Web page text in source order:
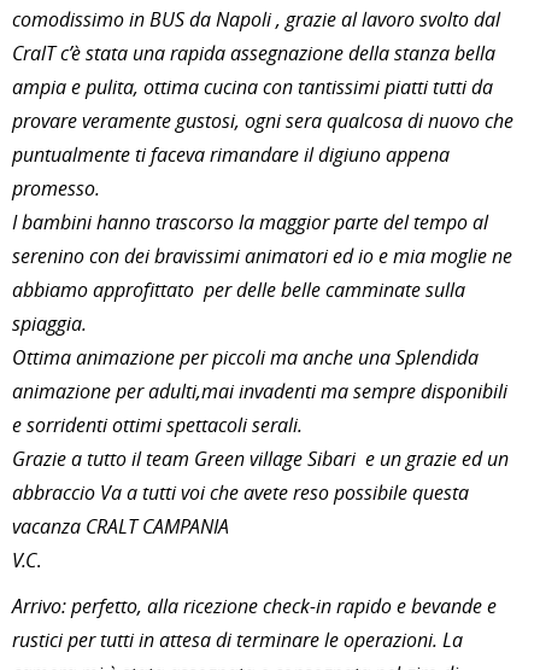
comodissimo in BUS da Napoli , grazie al lavoro svolto dal
CralT c’è stata una rapida assegnazione della stanza bella
ampia e pulita, ottima cucina con tantissimi piatti tutti da
provare veramente gustosi, ogni sera qualcosa di nuovo che
puntualmente ti faceva rimandare il digiuno appena
promesso.
I bambini hanno trascorso la maggior parte del tempo al
serenino con dei bravissimi animatori ed io e mia moglie ne
abbiamo approfittato per delle belle camminate sulla
spiaggia.
Ottima animazione per piccoli ma anche una Splendida
animazione per adulti,mai invadenti ma sempre disponibili
e sorridenti ottimi spettacoli serali.
Grazie a tutto il team Green village Sibari e un grazie ed un
abbraccio Va a tutti voi che avete reso possibile questa
vacanza CRALT CAMPANIA
V.C.
Arrivo: perfetto, alla ricezione check-in rapido e bevande e
rustici per tutti in attesa di terminare le operazioni. La